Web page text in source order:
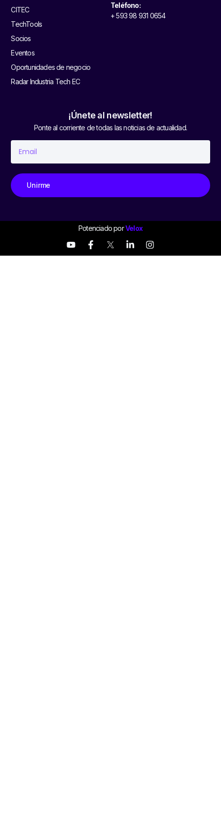
CITEC
TechTools
Socios
Eventos
Oportunidades de negocio
Radar Industria Tech EC
Teléfono:
+ 593 98 931 0654
¡Únete al newsletter!
Ponte al corriente de todas las noticias de actualidad.
Unirme
Potenciado porVelox